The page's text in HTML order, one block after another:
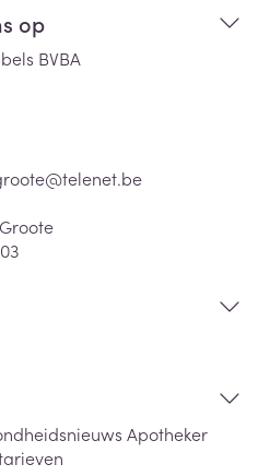
op
BVBA
telenet.be
Apotheker